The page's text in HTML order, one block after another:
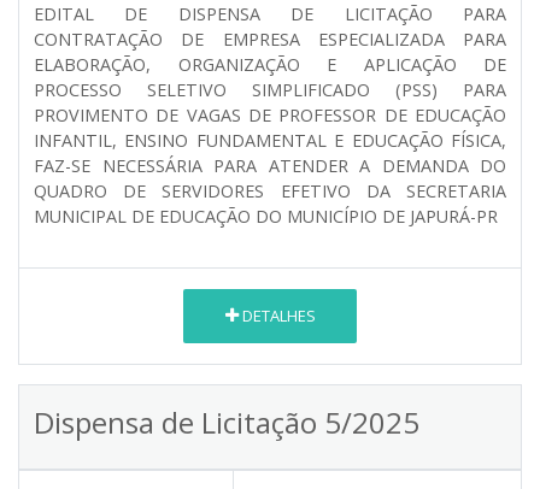
EDITAL DE DISPENSA DE LICITAÇÃO PARA
CONTRATAÇÃO DE EMPRESA ESPECIALIZADA PARA
ELABORAÇÃO, ORGANIZAÇÃO E APLICAÇÃO DE
PROCESSO SELETIVO SIMPLIFICADO (PSS) PARA
PROVIMENTO DE VAGAS DE PROFESSOR DE EDUCAÇÃO
INFANTIL, ENSINO FUNDAMENTAL E EDUCAÇÃO FÍSICA,
FAZ-SE NECESSÁRIA PARA ATENDER A DEMANDA DO
QUADRO DE SERVIDORES EFETIVO DA SECRETARIA
MUNICIPAL DE EDUCAÇÃO DO MUNICÍPIO DE JAPURÁ-PR
DETALHES
Dispensa de Licitação 5/2025